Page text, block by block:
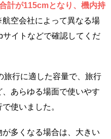
計が115cmとなり、機内持
空会社によって異なる場
イトなどで確認してくだ
旅行に適した容量で、旅行
あらゆる場面で使いやす
使いました。
多くなる場合は、大きい